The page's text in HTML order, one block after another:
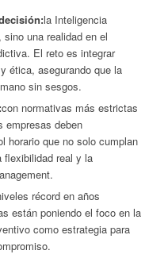
la Inteligencia
una realidad en el
El reto es integrar
ética, asegurando que la
sin sesgos.
con normativas más estrictas
empresas deben
horario que no solo cumplan
flexibilidad real y la
récord en años
están poniendo el foco en la
como estrategia para